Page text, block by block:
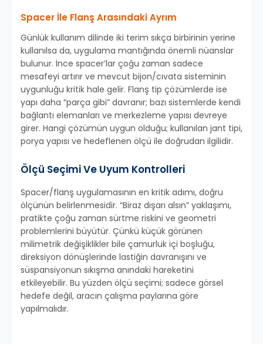
Spacer İle Flanş Arasındaki Ayrım
Günlük kullanım dilinde iki terim sıkça birbirinin yerine
kullanılsa da, uygulama mantığında önemli nüanslar
bulunur. İnce spacer’lar çoğu zaman sadece
mesafeyi artırır ve mevcut bijon/cıvata sisteminin
uygunluğu kritik hale gelir. Flanş tip çözümlerde ise
yapı daha “parça gibi” davranır; bazı sistemlerde kendi
bağlantı elemanları ve merkezleme yapısı devreye
girer. Hangi çözümün uygun olduğu; kullanılan jant tipi,
porya yapısı ve hedeflenen ölçü ile doğrudan ilgilidir.
Ölçü Seçimi Ve Uyum Kontrolleri
Spacer/flanş uygulamasının en kritik adımı, doğru
ölçünün belirlenmesidir. “Biraz dışarı alsın” yaklaşımı,
pratikte çoğu zaman sürtme riskini ve geometri
problemlerini büyütür. Çünkü küçük görünen
milimetrik değişiklikler bile çamurluk içi boşluğu,
direksiyon dönüşlerinde lastiğin davranışını ve
süspansiyonun sıkışma anındaki hareketini
etkileyebilir. Bu yüzden ölçü seçimi; sadece görsel
hedefe değil, aracın çalışma paylarına göre
yapılmalıdır.